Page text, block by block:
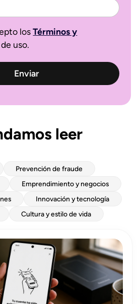
losTérminos y
de uso.
leer
Prevención de fraude
Emprendimiento y negocios
Innovación y tecnología
Cultura y estilo de vida